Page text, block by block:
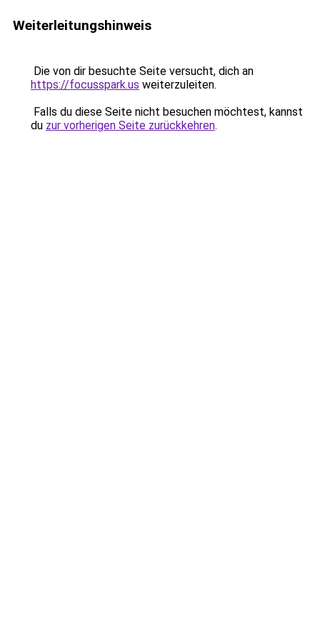
Weiterleitungshinweis
Die von dir besuchte Seite versucht, dich an
https://focusspark.us weiterzuleiten.
Falls du diese Seite nicht besuchen möchtest, kannst
du zur vorherigen Seite zurückkehren.